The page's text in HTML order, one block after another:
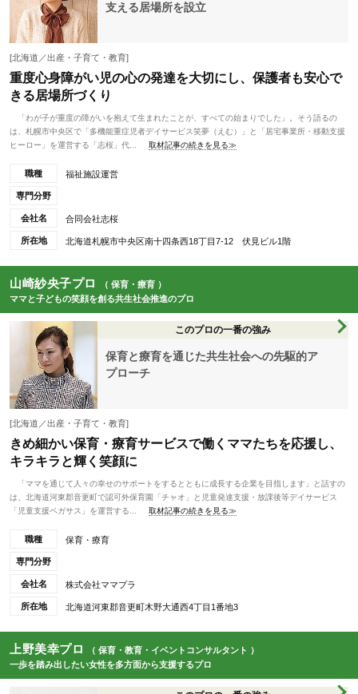
支える居場所を設立
[北海道／出産・子育て・教育]
重度心身障がい児の心の発達を大切にし、保護者も安心で
きる居場所づくり
「わが子が重度の障がいを抱えて生まれたことが、すべての始まりでした」。そう語るの
は、札幌市中央区で「多機能重症児者デイサービス笑夢（えむ）」と「居宅事業所・移動支援
ヒーロー」を運営する「志桜」代...
取材記事の続きを見る≫
職種 福祉施設運営
専門分野
会社名 合同会社志桜
所在地 北海道札幌市中央区南十四条西18丁目7-12 伏見ビル1階
山崎紗央子プロ
（ 保育・療育 ）
ママと子どもの笑顔を創る共生社会推進のプロ
このプロの一番の強み
保育と療育を通じた共生社会への先駆的ア
プローチ
[北海道／出産・子育て・教育]
きめ細かい保育・療育サービスで働くママたちを応援し、
キラキラと輝く笑顔に
「ママを通じて人々の幸せのサポートをするとともに成長する企業を目指します」と話すの
は、北海道河東郡音更町で認可外保育園「チャオ」と児童発達支援・放課後等デイサービス
「児童支援ペガサス」を運営する...
取材記事の続きを見る≫
職種 保育・療育
専門分野
会社名 株式会社ママプラ
所在地 北海道河東郡音更町木野大通西4丁目1番地3
上野美幸プロ
（ 保育・教育・イベントコンサルタント ）
一歩を踏み出したい女性を多方面から支援するプロ